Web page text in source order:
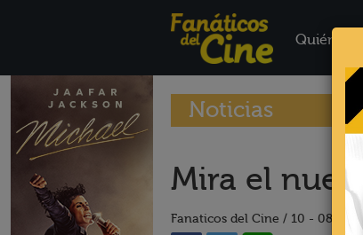
Quiénes
Noticias
Mira el
Fanaticos del Cine / 10 - 08 - 16